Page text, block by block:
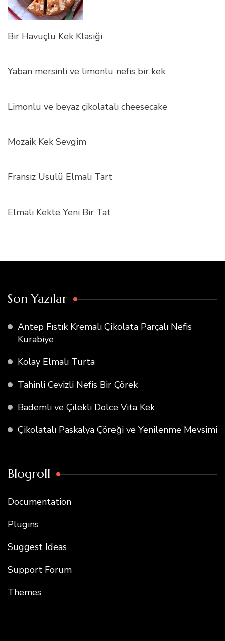
Bir Havuçlu Kek Klasiği
Yaban mersinli ve limonlu nefis bir kek
Limonlu ve beyaz çikolatalı cheesecake
Mozaik Kek Sevgim
Fransız Usulü Elmalı Tart
Elmalı Kekte Yeni Bir Tat
Son Yazılar
Antep Fıstık Kremalı Çikolata Parçalı Nefis
Kurabiye
Kolay Elmalı Turta
Tahinli Cevizli Nefis Bir Çörek
Bademli ve Çilekli Dolce Vita Kek
Çikolatalı Paskalya Çöreği ve Yenilenme Mevsimi
Blogroll
Documentation
Plugins
Suggest Ideas
Support Forum
Themes